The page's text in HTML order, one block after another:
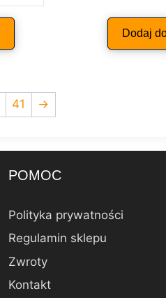
Dodaj
41 →
POMOC
Polityka prywatności
Regulamin sklepu
Zwroty
Kontakt